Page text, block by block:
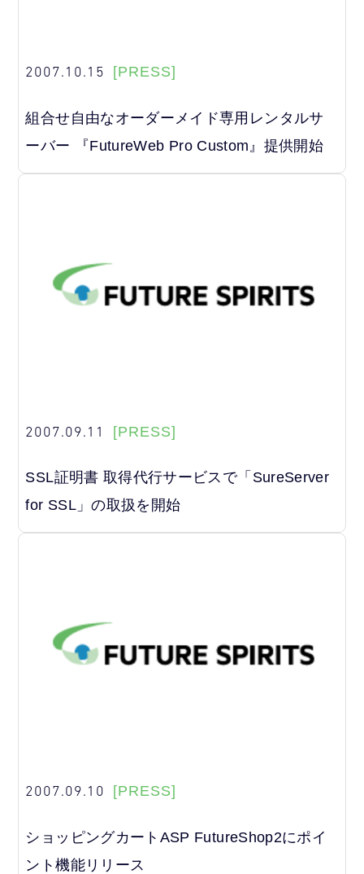
2007.10.15 [PRESS]
組合せ自由なオーダーメイド専用レンタルサ
ーバー 『FutureWeb Pro Custom』提供開始
2007.09.11 [PRESS]
SSL証明書 取得代行サービスで「SureServer
for SSL」の取扱を開始
2007.09.10 [PRESS]
ショッピングカートASP FutureShop2にポイ
ント機能リリース